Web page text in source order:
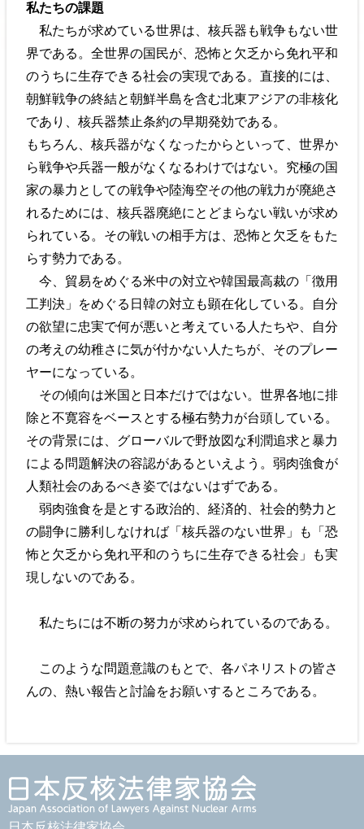
私たちの課題
私たちが求めている世界は、核兵器も戦争もない世
界である。全世界の国民が、恐怖と欠乏から免れ平和
のうちに生存できる社会の実現である。直接的には、
朝鮮戦争の終結と朝鮮半島を含む北東アジアの非核化
であり、核兵器禁止条約の早期発効である。
もちろん、核兵器がなくなったからといって、世界か
ら戦争や兵器一般がなくなるわけではない。究極の国
家の暴力としての戦争や陸海空その他の戦力が廃絶さ
れるためには、核兵器廃絶にとどまらない戦いが求め
られている。その戦いの相手方は、恐怖と欠乏をもた
らす勢力である。
今、貿易をめぐる米中の対立や韓国最高裁の「徴用
工判決」をめぐる日韓の対立も顕在化している。自分
の欲望に忠実で何が悪いと考えている人たちや、自分
の考えの幼稚さに気が付かない人たちが、そのプレー
ヤーになっている。
その傾向は米国と日本だけではない。世界各地に排
除と不寛容をベースとする極右勢力が台頭している。
その背景には、グローバルで野放図な利潤追求と暴力
による問題解決の容認があるといえよう。弱肉強食が
人類社会のあるべき姿ではないはずである。
弱肉強食を是とする政治的、経済的、社会的勢力と
の闘争に勝利しなければ「核兵器のない世界」も「恐
怖と欠乏から免れ平和のうちに生存できる社会」も実
現しないのである。
私たちには不断の努力が求められているのである。
このような問題意識のもとで、各パネリストの皆さ
んの、熱い報告と討論をお願いするところである。